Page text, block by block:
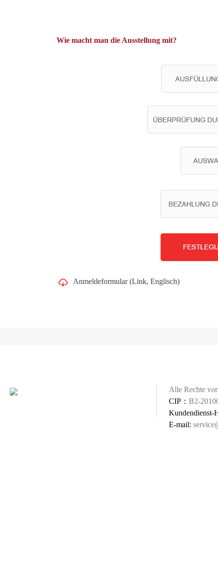
Wie macht man die Ausstellung mit?
Anmeldeformular (Link, Englisch)
Alle Rechte
CIP： B2-
Kundendienst-
E-mail: